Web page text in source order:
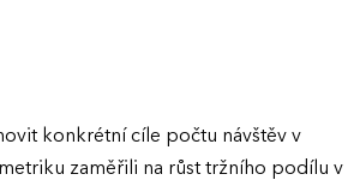
konkrétní cíle počtu návštěv v
zaměřili na růst tržního podílu v